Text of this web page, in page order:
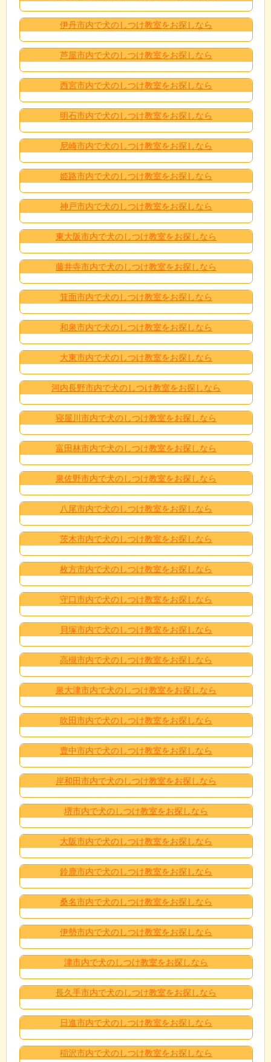
伊丹市内で犬のしつけ教室をお探しなら
芦屋市内で犬のしつけ教室をお探しなら
西宮市内で犬のしつけ教室をお探しなら
明石市内で犬のしつけ教室をお探しなら
尼崎市内で犬のしつけ教室をお探しなら
姫路市内で犬のしつけ教室をお探しなら
神戸市内で犬のしつけ教室をお探しなら
東大阪市内で犬のしつけ教室をお探しなら
藤井寺市内で犬のしつけ教室をお探しなら
箕面市内で犬のしつけ教室をお探しなら
和泉市内で犬のしつけ教室をお探しなら
大東市内で犬のしつけ教室をお探しなら
河内長野市内で犬のしつけ教室をお探しなら
寝屋川市内で犬のしつけ教室をお探しなら
富田林市内で犬のしつけ教室をお探しなら
泉佐野市内で犬のしつけ教室をお探しなら
八尾市内で犬のしつけ教室をお探しなら
茨木市内で犬のしつけ教室をお探しなら
枚方市内で犬のしつけ教室をお探しなら
守口市内で犬のしつけ教室をお探しなら
貝塚市内で犬のしつけ教室をお探しなら
高槻市内で犬のしつけ教室をお探しなら
泉大津市内で犬のしつけ教室をお探しなら
吹田市内で犬のしつけ教室をお探しなら
豊中市内で犬のしつけ教室をお探しなら
岸和田市内で犬のしつけ教室をお探しなら
堺市内で犬のしつけ教室をお探しなら
大阪市内で犬のしつけ教室をお探しなら
鈴鹿市内で犬のしつけ教室をお探しなら
桑名市内で犬のしつけ教室をお探しなら
伊勢市内で犬のしつけ教室をお探しなら
津市内で犬のしつけ教室をお探しなら
長久手市内で犬のしつけ教室をお探しなら
日進市内で犬のしつけ教室をお探しなら
稲沢市内で犬のしつけ教室をお探しなら